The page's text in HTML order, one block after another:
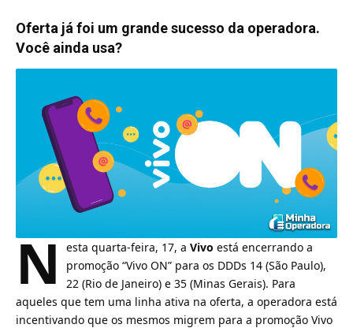
Oferta já foi um grande sucesso da operadora.
Você ainda usa?
N esta quarta-feira, 17, a Vivo está encerrando a
promoção “Vivo ON” para os DDDs 14 (São Paulo),
22 (Rio de Janeiro) e 35 (Minas Gerais). Para
aqueles que tem uma linha ativa na oferta, a operadora está
incentivando que os mesmos migrem para a promoção Vivo